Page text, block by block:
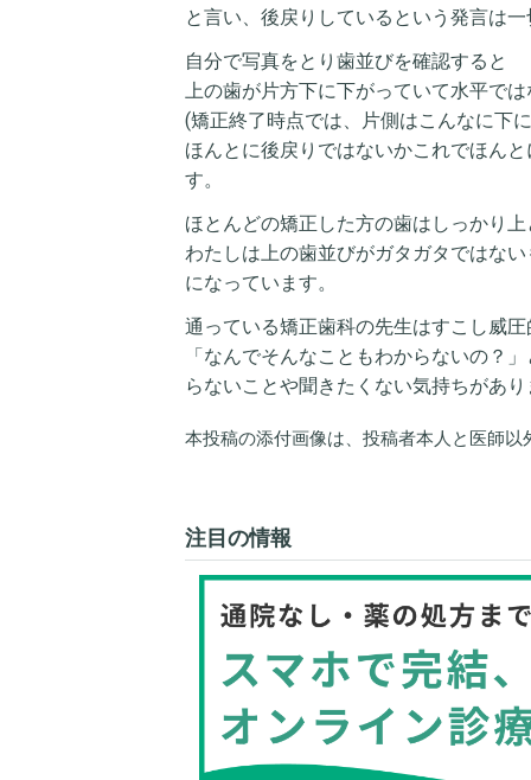
と言い、後戻りしているという発言は
自分で写真をとり歯並びを確認すると
上の歯が片方下に下がっていて水平で
(矯正終了時点では、片側はこんなに下
ほんとに後戻りではないかこれでほん
す。
ほとんどの矯正した方の歯はしっかり
わたしは上の歯並びがガタガタではな
になっています。
通っている矯正歯科の先生はすこし威
「なんでそんなこともわからないの？
らないことや聞きたくない気持ちがあ
本投稿の添付画像は、投稿者本人と医師以
注目の情報